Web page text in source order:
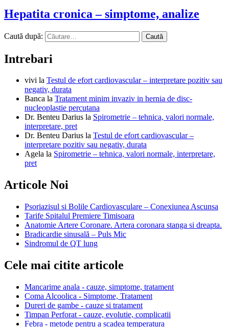
Hepatita cronica – simptome, analize
Caută după:
Intrebari
vivi la Testul de efort cardiovascular – interpretare pozitiv sau
negativ, durata
Banca la Tratament minim invaziv in hernia de disc-
nucleoplastie percutana
Dr. Benteu Darius la Spirometrie – tehnica, valori normale,
interpretare, pret
Dr. Benteu Darius la Testul de efort cardiovascular –
interpretare pozitiv sau negativ, durata
Agela la Spirometrie – tehnica, valori normale, interpretare,
pret
Articole Noi
Psoriazisul si Bolile Cardiovasculare – Conexiunea Ascunsa
Tarife Spitalul Premiere Timisoara
Anatomie Artere Coronare. Artera coronara stanga si dreapta.
Bradicardie sinusală – Puls Mic
Sindromul de QT lung
Cele mai citite articole
Mancarime anala - cauze, simptome, tratament
Coma Alcoolica - Simptome, Tratament
Dureri de gambe - cauze si tratament
Timpan Perforat - cauze, evolutie, complicatii
Febra - metode pentru a scadea temperatura